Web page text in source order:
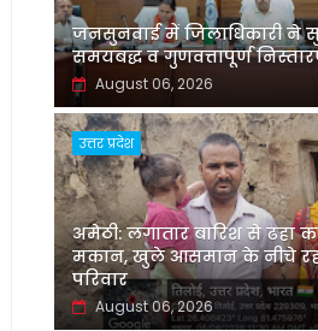
जनसुनवाई में जिलाधिकारी ने
समयबद्ध व गुणवत्तापूर्ण
August 06, 2026
उत्तर प्रदेश
अमेठी: लगातार बारिश से ढहा
मकान, खुले आसमान के नीचे
परिवार
August 06, 2026